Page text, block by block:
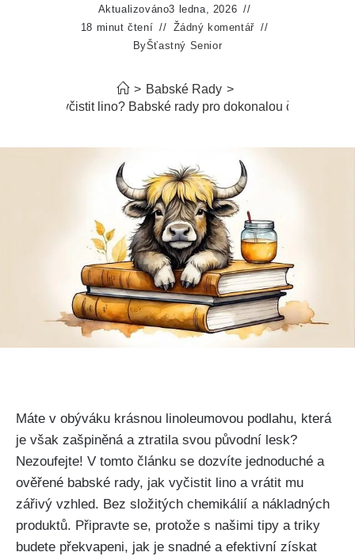
Aktualizováno3 ledna, 2026
18 minut čtení
Žádný komentář
ByŠťastný Senior
> Babské Rady >
Jak vyčistit lino? Babské rady pro dokonalou čistotu
Máte v obýváku krásnou linoleumovou podlahu, která
je​ však zašpiněná a ⁣ztratila svou původní lesk?
Nezoufejte! V tomto ‌článku se dozvíte jednoduché a
ověřené ‌babské rady, jak vyčistit lino a vrátit mu
zářivý vzhled. Bez složitých chemikálií a⁣ nákladných
produktů. Připravte se, protože s našimi tipy a triky
budete překvapeni, jak je⁣ snadné a efektivní získat